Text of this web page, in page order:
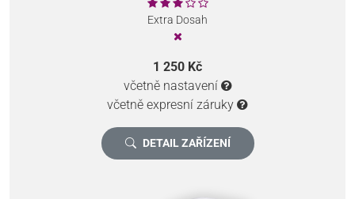
Extra Dosah
1 250 Kč
včetně nastavení
včetně expresní záruky
DETAIL ZAŘÍZENÍ